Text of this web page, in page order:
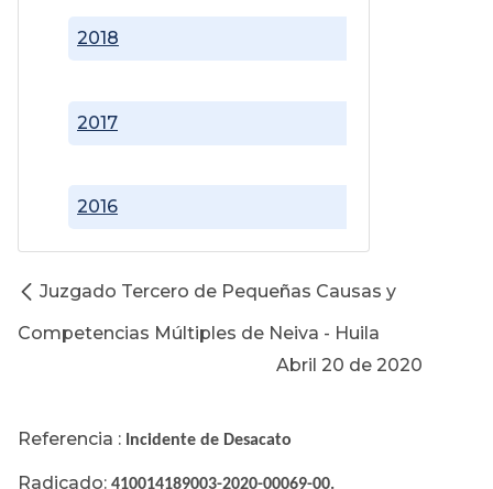
2016
2017
2018
Juzgado Tercero de Pequeñas Causas y
Competencias Múltiples de Neiva - Huila
Abril 20 de 2020
Referencia : Incidente de Desacato
Radicado: 410014189003-2020-00069-00.